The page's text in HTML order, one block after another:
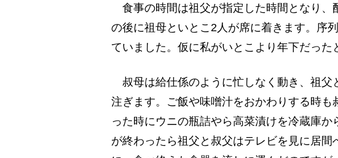
食事の時間は祖父が指定した時間となり
の後に祖母といとこ2人が席に着きます。序
ていました。仮に私がいとこより年下だった
叔母は給仕係のように忙しなく動き、祖父
注ぎます。ご飯や味噌汁をおかわりする時
った時にウニの瓶詰やら高菜漬けを冷蔵庫
が終わったら祖父と叔父はテレビを見に居間